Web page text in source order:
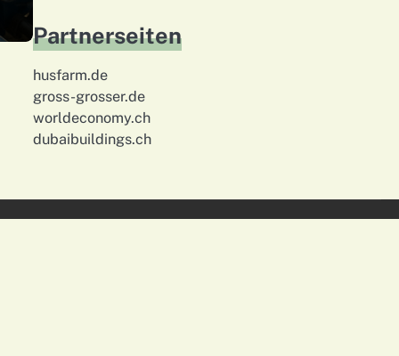
Partnerseiten
husfarm.de
gross-grosser.de
worldeconomy.ch
dubaibuildings.ch